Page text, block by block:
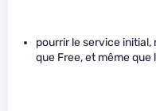
pourrir le service initial,
que Free, et même que